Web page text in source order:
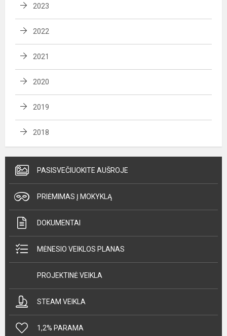
2023
2022
2021
2020
2019
2018
PASISVEČIUOKITE AUŠROJE
PRIĖMIMAS Į MOKYKLĄ
DOKUMENTAI
MĖNESIO VEIKLOS PLANAS
PROJEKTINĖ VEIKLA
STEAM VEIKLA
1,2% PARAMA